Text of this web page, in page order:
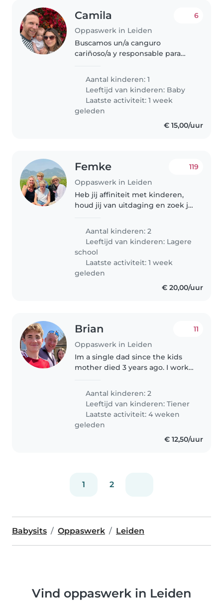
Camila
Oppaswerk in Leiden
6
Buscamos un/a canguro
cariñoso/a y responsable para
inteligente y curioso. Nuestro
hogar incluye mascotas, por lo
que es importante que te sientas
cómodo/a con..
Aantal kinderen: 1
Leeftijd van kinderen: Baby
Laatste activiteit: 1 week
geleden
€ 15,00/uur
Femke
Oppaswerk in Leiden
119
Heb jij affiniteit met kinderen,
houd jij van uitdaging en zoek je
Wij zoeken uitbreiding van ons
thuisteam. Wij zoeken een
nieuwe vaste begeleidster..
Aantal kinderen: 2
Leeftijd van kinderen: Lagere
school
Laatste activiteit: 1 week
geleden
€ 20,00/uur
Brian
Oppaswerk in Leiden
11
Im a single dad since the kids
mother died 3 years ago. I work
for someone reliable to join the
group of people who help look
after my 2 teenagers..
Aantal kinderen: 2
Leeftijd van kinderen:Tiener
Laatste activiteit: 4 weken
geleden
€ 12,50/uur
1 2
Babysits Oppaswerk Leiden
Vind oppaswerk in Leiden